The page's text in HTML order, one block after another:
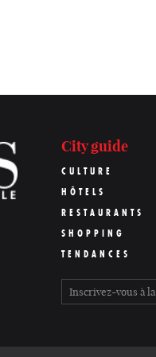
City guide
CULTURE
HÔTELS
RESTAURANTS
SHOPPING
TENDANCES